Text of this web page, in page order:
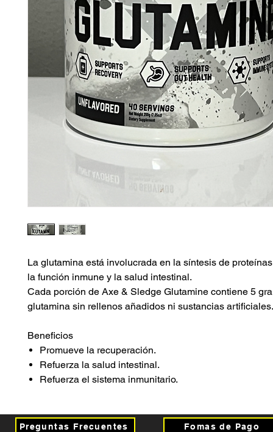
La glutamina está involucrada en la síntesis de
la función inmune y la salud intestinal.
Cada porción de Axe & Sledge Glutamine contiene 5
glutamina sin rellenos añadidos ni sustancias artificiales.
Beneficios
Promueve la recuperación.
Refuerza la salud intestinal.
Refuerza el sistema inmunitario.
Preguntas Frecuentes Fomas de Pago